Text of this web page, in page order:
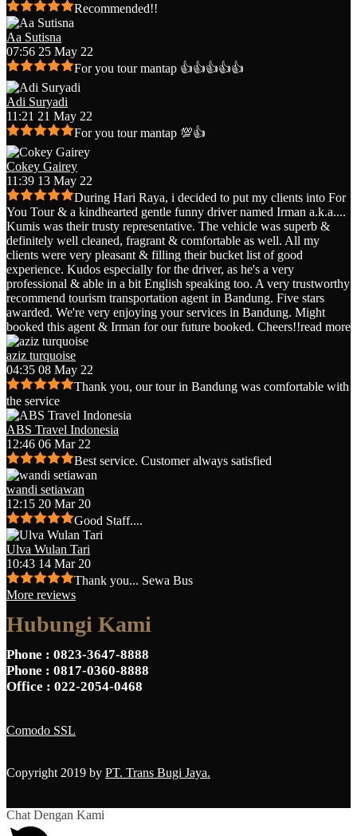
Recommended!!
Aa Sutisna
07:56 25 May 22
For you tour mantap 👍👍👍👍👍
Adi Suryadi
11:21 21 May 22
For you tour mantap 💯👍
Cokey Gairey
11:39 13 May 22
During Hari Raya, i decided to put my clients into For
You Tour & a kindhearted gentle funny driver named Irman a.k.a....
Kumis was their trusty representative. The vehicle was superb &
definitely well cleaned, fragrant & comfortable as well. All my
clients were very pleasant & filling their bucket list of good
experience. Kudos especially for the driver, as he's a very
professional & able in a bit English speaking too. A very trustworthy
recommend tourism transportation agent in Bandung. Five stars
awarded. We're very enjoying your services in Bandung. Might
booked this agent & Irman for our future booked. Cheers!!read more
aziz turquoise
04:35 08 May 22
Thank you, our tour in Bandung was comfortable with
the service
ABS Travel Indonesia
12:46 06 Mar 22
Best service. Customer always satisfied
wandi setiawan
12:15 20 Mar 20
Good Staff....
Ulva Wulan Tari
10:43 14 Mar 20
Thank you... Sewa Bus
More reviews
Hubungi Kami
Phone : 0823-3647-8888
Phone : 0817-0360-8888
Office : 022-2054-0468
Comodo SSL
Copyright 2019 by PT. Trans Bugi Jaya.
Chat Dengan Kami